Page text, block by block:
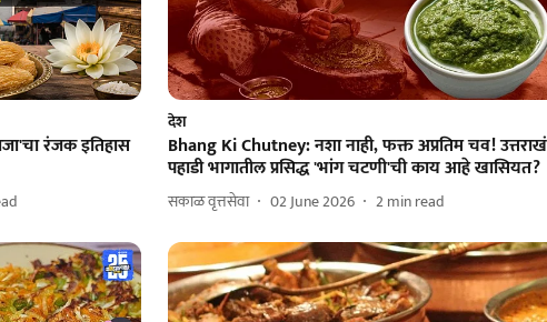
रंजक इतिहास
देश
Bhang Ki Chutney: नशा नाही, फक्त अप्रतिम चव!
पहाडी भागातील प्रसिद्ध 'भांग चटणी'ची काय आहे खासियत?
सकाळ वृत्तसेवा 02 June 2026 2min read